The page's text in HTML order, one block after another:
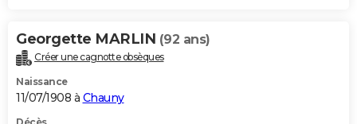
Georgette MARLIN (92 ans)
Créer une cagnotte obsèques
Naissance
11/07/1908 à Chauny